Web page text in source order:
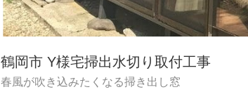
鶴岡市 Y様宅掃出水切り取付工事
春風が吹き込みたくなる掃き出し窓